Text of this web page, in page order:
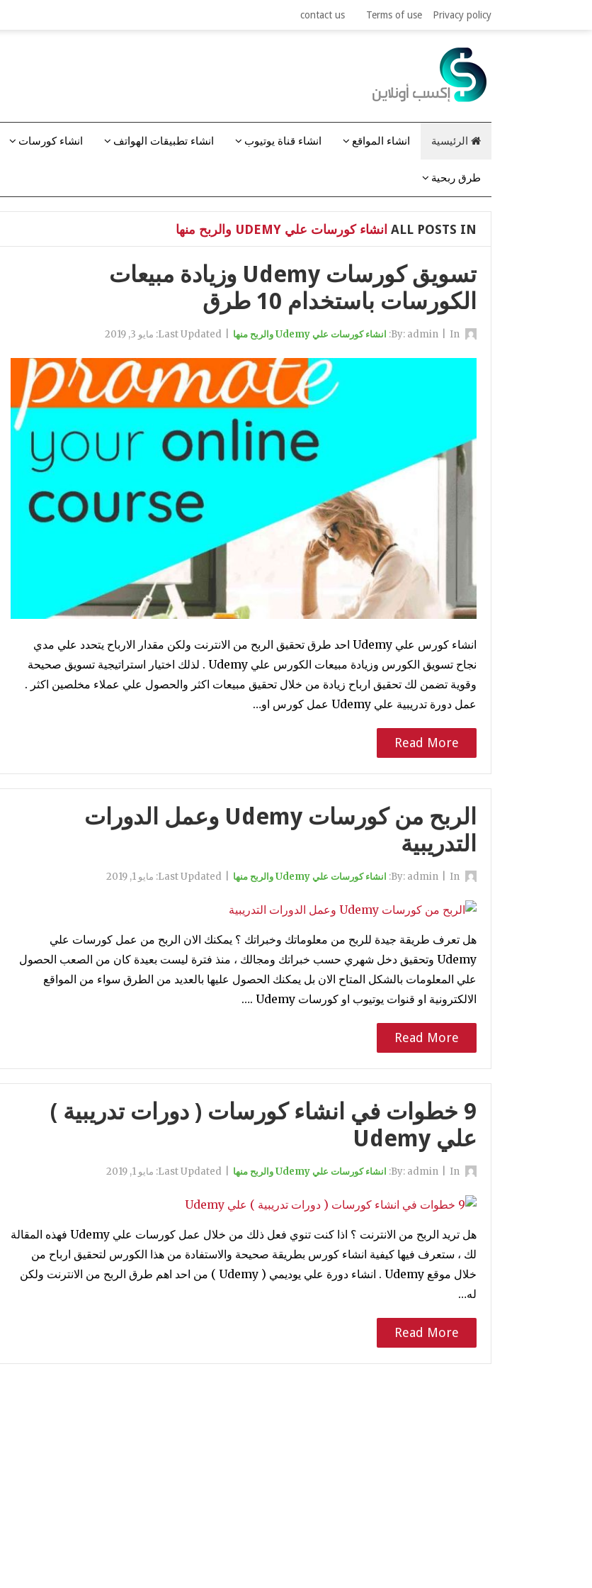
Privacy policy
Terms of use
contact us
الرئيسية انشاء المواقع انشاء قناة يوتيوب انشاء تطبيقات الهواتف انشاء كورسات
طرق ربحية
ALL POSTS IN انشاء كورسات علي UDEMY والربح منها
تسويق كورسات Udemy وزيادة مبيعات
الكورسات باستخدام 10 طرق
admin In: انشاء كورسات علي Udemy والربح منها Last Updated: مايو 3, 2019
انشاء كورس علي Udemy احد طرق تحقيق الربح من الانترنت ولكن مقدار الارباح يتحدد علي مدي
نجاح تسويق الكورس وزيادة مبيعات الكورس علي Udemy . لذلك اختيار استراتيجية تسويق صحيحة
وقوية تضمن لك تحقيق ارباح زيادة من خلال تحقيق مبيعات اكثر والحصول علي عملاء مخلصين اكثر .
عمل دورة تدريبية علي Udemy عمل كورس او…
Read More
الربح من كورسات Udemy وعمل الدورات
التدريبية
admin In: انشاء كورسات علي Udemy والربح منها Last Updated: مايو 1, 2019
هل تعرف طريقة جيدة للربح من معلوماتك وخبراتك ؟ يمكنك الان الربح من عمل كورسات علي
Udemy وتحقيق دخل شهري حسب خبراتك ومجالك ، منذ فترة ليست بعيدة كان من الصعب الحصول
علي المعلومات بالشكل المتاح الان بل يمكنك الحصول عليها بالعديد من الطرق سواء من المواقع
الالكترونية او قنوات يوتيوب او كورسات Udemy .…
Read More
9 خطوات في انشاء كورسات ( دورات تدريبية )
علي Udemy
admin In: انشاء كورسات علي Udemy والربح منها Last Updated: مايو 1, 2019
هل تريد الربح من الانترنت ؟ اذا كنت تنوي فعل ذلك من خلال عمل كورسات علي Udemy فهذه المقالة
لك ، ستعرف فيها كيفية انشاء كورس بطريقة صحيحة والاستفادة من هذا الكورس لتحقيق ارباح من
خلال موقع Udemy . انشاء دورة علي يوديمي ( Udemy ) من احد اهم طرق الربح من الانترنت ولكن
له…
Read More